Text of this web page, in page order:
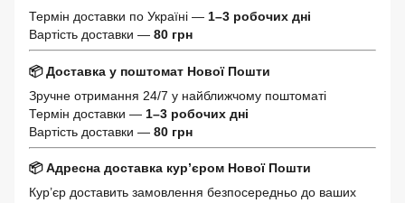
Термін доставки по Україні — 1–3 робочих дні
Вартість доставки — 80 грн
📦 Доставка у поштомат Нової Пошти
Зручне отримання 24/7 у найближчому поштоматі
Термін доставки — 1–3 робочих дні
Вартість доставки — 80 грн
📦 Адресна доставка кур’єром Нової Пошти
Кур’єр доставить замовлення безпосередньо до ваших